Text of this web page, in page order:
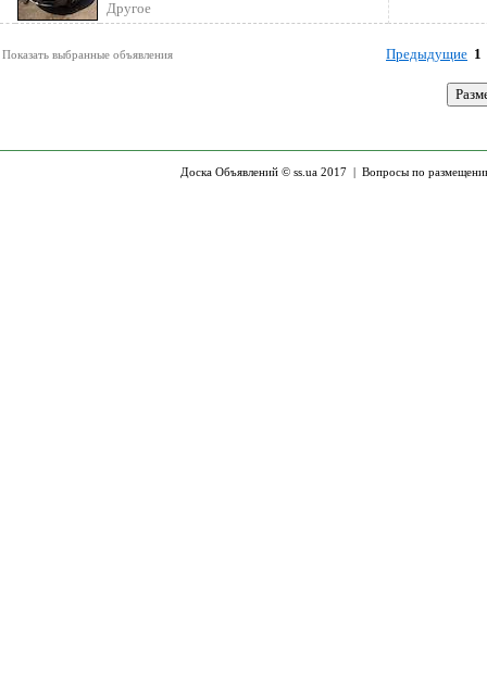
Машина объемом 2, 4 бензин коробка
Другое
Показать выбранные объявления Предыдущие 1
Доска Объявлений © ss.ua 2017 | Вопросы по